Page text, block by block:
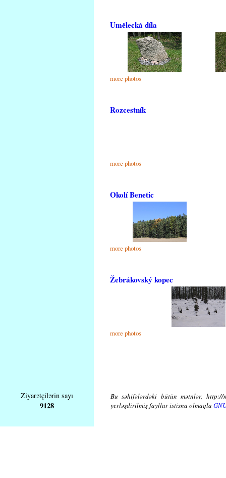
Umělecká díla
more photos
Rozcestník
more photos
Okolí Benetic
more photos
Žebrákovský kopec
more photos
Ziyarətçilərin sayı
9128
Bu səhifələrdəki bütün mətnlər, http://
yerləşdirilmiş fayllar istisna olmaqla